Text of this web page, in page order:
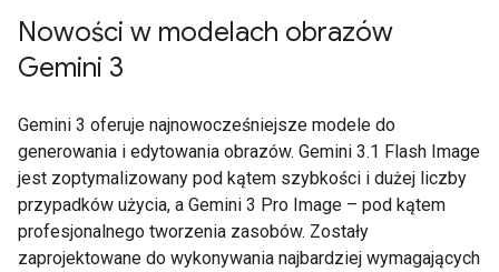
Nowości w modelach obrazów
Gemini 3
Gemini 3 oferuje najnowocześniejsze modele do
generowania i edytowania obrazów. Gemini 3.1 Flash Image
jest zoptymalizowany pod kątem szybkości i dużej liczby
przypadków użycia, a Gemini 3 Pro Image – pod kątem
profesjonalnego tworzenia zasobów. Zostały
zaprojektowane do wykonywania najbardziej wymagających